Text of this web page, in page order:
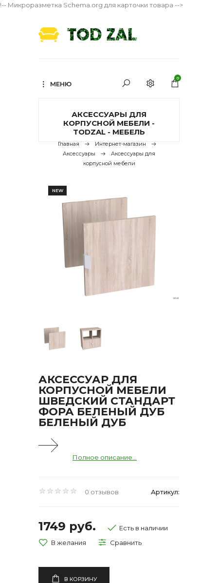
!-- Микроразметка Schema.org для карточки товара -->
МЕНЮ
0
АКСЕССУАРЫ ДЛЯ
КОРПУСНОЙ МЕБЕЛИ -
TODZAL - МЕБЕЛЬ
Главная
Интернет-магазин
Аксессуары
Аксессуары для
корпусной мебели
NEW
АКСЕССУАР ДЛЯ
КОРПУСНОЙ МЕБЕЛИ
ШВЕДСКИЙ СТАНДАРТ
ФОРА БЕЛЕНЫЙ ДУБ
БЕЛЕНЫЙ ДУБ
Полное описание...
0 отзывов Артикул:
1749 руб. Есть в наличии
В КОРЗИНУ